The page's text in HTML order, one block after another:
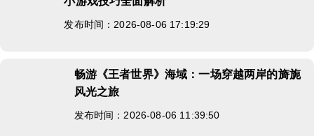
发布时间：2026-08-06 17:19:29
畅游《王者世界》海域：一场穿越两岸的旖旎
风光之旅
发布时间：2026-08-06 11:39:50